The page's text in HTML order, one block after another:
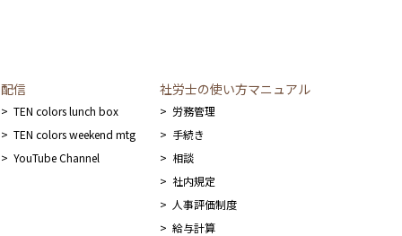
配信
TEN colors lunch box
TEN colors weekend mtg
YouTube Channel
社労士の使い方マニュアル
労務管理
手続き
相談
社内規定
人事評価制度
給与計算